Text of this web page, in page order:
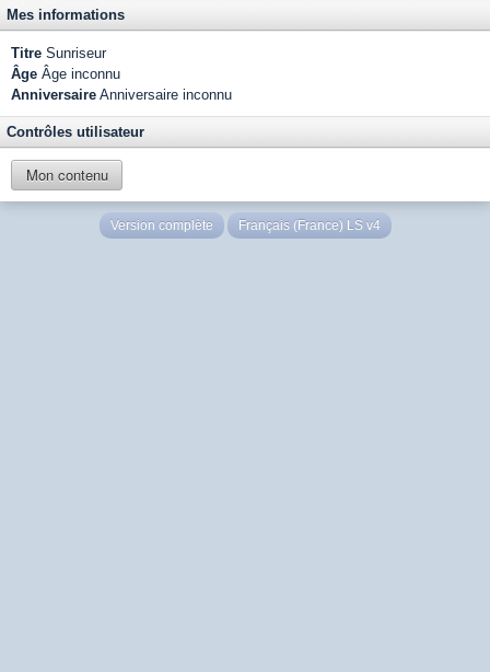
Mes informations
Titre Sunriseur
Âge Âge inconnu
Anniversaire Anniversaire inconnu
Contrôles utilisateur
Mon contenu
Version complète Français (France) LS v4